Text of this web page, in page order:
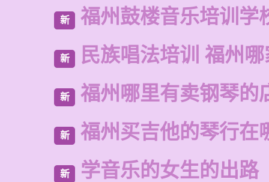
新 福州鼓楼音乐培训学
新 民族唱法培训 福州
新 福州哪里有卖钢琴的
新 福州买吉他的琴行在
新 学音乐的女生的出路